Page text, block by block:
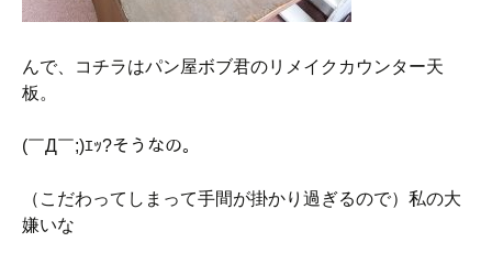
んで、コチラはパン屋ボブ君のリメイクカウンター天
板。
(￣Д￣;)ｴｯ?そうなの。
（こだわってしまって手間が掛かり過ぎるので）私の大
嫌いな